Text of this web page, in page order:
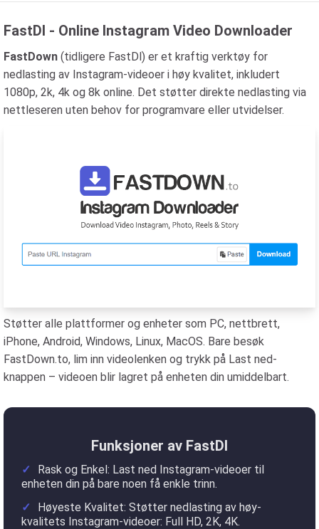
FastDl - Online Instagram Video Downloader
FastDown (tidligere FastDl) er et kraftig verktøy for
nedlasting av Instagram-videoer i høy kvalitet, inkludert
1080p, 2k, 4k og 8k online. Det støtter direkte nedlasting via
nettleseren uten behov for programvare eller utvidelser.
Støtter alle plattformer og enheter som PC, nettbrett,
iPhone, Android, Windows, Linux, MacOS. Bare besøk
FastDown.to, lim inn videolenken og trykk på Last ned-
knappen – videoen blir lagret på enheten din umiddelbart.
Funksjoner av FastDl
Rask og Enkel: Last ned Instagram-videoer til
enheten din på bare noen få enkle trinn.
Høyeste Kvalitet: Støtter nedlasting av høy-
kvalitets Instagram-videoer: Full HD, 2K, 4K.